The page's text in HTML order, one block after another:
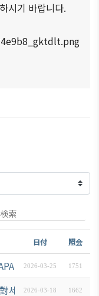
ト写真
ニュー
マップ
시기 바랍니다.
日付 照会
(3월2호)
2026-03-25 1751
세계 및 對일본 수출입
2026-03-18 1662